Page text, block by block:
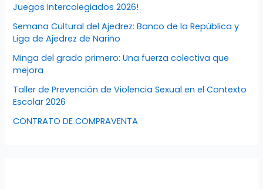
Juegos Intercolegiados 2026!
Semana Cultural del Ajedrez: Banco de la República y
Liga de Ajedrez de Nariño
Minga del grado primero: Una fuerza colectiva que
mejora
Taller de Prevención de Violencia Sexual en el Contexto
Escolar 2026
CONTRATO DE COMPRAVENTA